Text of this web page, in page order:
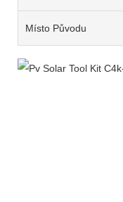
Místo Původu